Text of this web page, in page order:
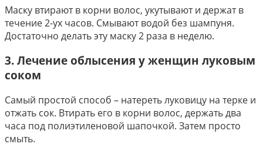
Маску втирают в корни волос, укутывают и держат в
течение 2-ух часов. Смывают водой без шампуня.
Достаточно делать эту маску 2 раза в неделю.
3. Лечение облысения у женщин луковым
соком
Самый простой способ – натереть луковицу на терке и
отжать сок. Втирать его в корни волос, держать два
часа под полиэтиленовой шапочкой. Затем просто
смыть.